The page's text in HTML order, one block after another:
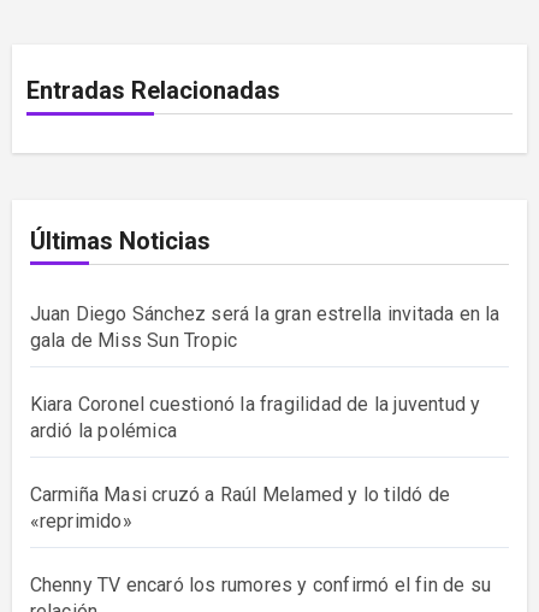
Entradas Relacionadas
Últimas Noticias
Juan Diego Sánchez será la gran estrella invitada en la
gala de Miss Sun Tropic
Kiara Coronel cuestionó la fragilidad de la juventud y
ardió la polémica
Carmiña Masi cruzó a Raúl Melamed y lo tildó de
«reprimido»
Chenny TV encaró los rumores y confirmó el fin de su